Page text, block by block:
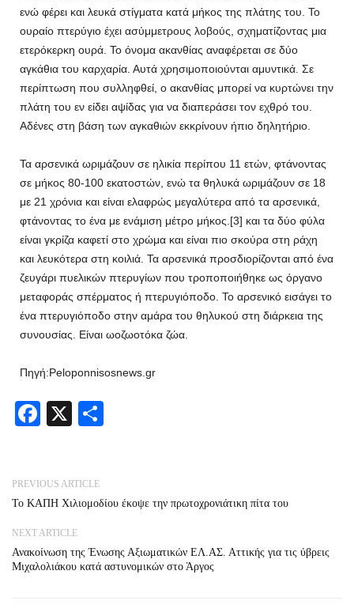
ενώ φέρει και λευκά στίγματα κατά μήκος της πλάτης του. Το
ουραίο πτερύγιο έχει ασύμμετρους λοβούς, σχηματίζοντας μια
ετερόκερκη ουρά. Το όνομα ακανθίας αναφέρεται σε δύο
αγκάθια του καρχαρία. Αυτά χρησιμοποιούνται αμυντικά. Σε
περίπτωση που συλληφθεί, ο ακανθίας μπορεί να κυρτώνει την
πλάτη του εν είδει αψίδας για να διαπεράσει τον εχθρό του.
Αδένες στη βάση των αγκαθιών εκκρίνουν ήπιο δηλητήριο.
Τα αρσενικά ωριμάζουν σε ηλικία περίπου 11 ετών, φτάνοντας
σε μήκος 80-100 εκατοστών, ενώ τα θηλυκά ωριμάζουν σε 18
με 21 χρόνια και είναι ελαφρώς μεγαλύτερα από τα αρσενικά,
φτάνοντας το ένα με ενάμιση μέτρο μήκος.[3] και τα δύο φύλα
είναι γκρίζα καφετί στο χρώμα και είναι πιο σκούρα στη ράχη
και λευκότερα στη κοιλιά. Τα αρσενικά προσδιορίζονται από ένα
ζευγάρι πυελικών πτερυγίων που τροποποιήθηκε ως όργανο
μεταφοράς σπέρματος ή πτερυγιόποδο. Το αρσενικό εισάγει το
ένα πτερυγιόποδο στην αμάρα του θηλυκού στη διάρκεια της
συνουσίας. Είναι ωοζωοτόκα ζώα.
Πηγή:Peloponnisosnews.gr
Facebook
X
PREVIOUS ARTICLE
Το ΚΑΠΗ Χιλιομοδίου έκοψε την πρωτοχρονιάτικη πίτα του
NEXT ARTICLE
Ανακοίνωση της Ένωσης Αξιωματικών ΕΛ.ΑΣ. Αττικής για τις ύβρεις
Μιχαλολιάκου κατά αστυνομικών στο Άργος